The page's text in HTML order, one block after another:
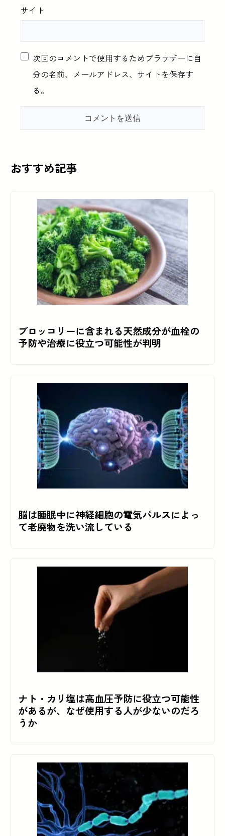
サイト
次回のコメントで使用するためブラウザーに自
分の名前、メールアドレス、サイトを保存す
る。
おすすめ記事
ブロッコリーに含まれる天然成分が血栓の
予防や治療に役立つ可能性が判明
脳は睡眠中に神経細胞の電気パルスによっ
て老廃物を洗い流している
ナト・カリ塩は高血圧予防に役立つ可能性
があるが、なぜ使用する人が少ないのだろ
うか